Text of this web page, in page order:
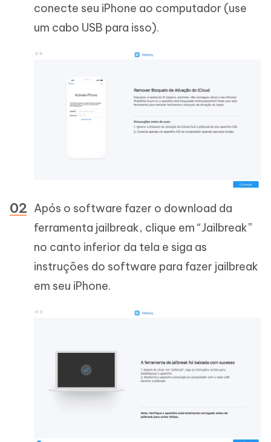
conecte seu iPhone ao computador (use
um cabo USB para isso).
Após o software fazer o download da
ferramenta jailbreak, clique em “Jailbreak”
no canto inferior da tela e siga as
instruções do software para fazer jailbreak
em seu iPhone.